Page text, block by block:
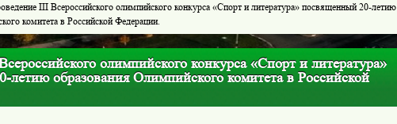
III Всероссийского олимпийского конкурса «Спорт и литература» посвященный 20-летию
комитета в Российской Федерации.
олимпийского конкурса «Спорт и литература»
летию образования Олимпийского комитета в Российской